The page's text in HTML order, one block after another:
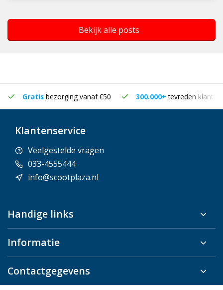
Bekijk alle posts
Gratis bezorging vanaf €50 300.000+tevreden klanten
Klantenservice
Veelgestelde vragen
033-4555444
info@scootplaza.nl
Handige links
Informatie
Contactgegevens